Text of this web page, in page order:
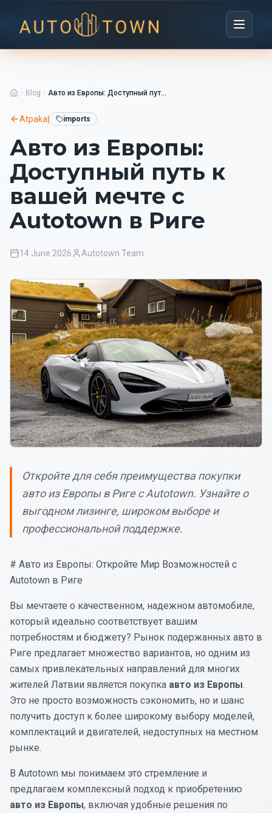
Blog Авто из Европы: Доступный путь к вашей мечте с Autotown в Риге
Atpakaļ imports
Авто из Европы:
Доступный путь к
вашей мечте с
Autotown в Риге
14 June 2026 Autotown Team
Откройте для себя преимущества покупки
авто из Европы в Риге с Autotown. Узнайте о
выгодном лизинге, широком выборе и
профессиональной поддержке.
# Авто из Европы: Откройте Мир Возможностей с
Autotown в Риге
Вы мечтаете о качественном, надежном автомобиле,
который идеально соответствует вашим
потребностям и бюджету? Рынок подержанных авто в
Риге предлагает множество вариантов, но одним из
самых привлекательных направлений для многих
жителей Латвии является покупка авто из Европы.
Это не просто возможность сэкономить, но и шанс
получить доступ к более широкому выбору моделей,
комплектаций и двигателей, недоступных на местном
рынке.
В Autotown мы понимаем это стремление и
предлагаем комплексный подход к приобретению
авто из Европы, включая удобные решения по